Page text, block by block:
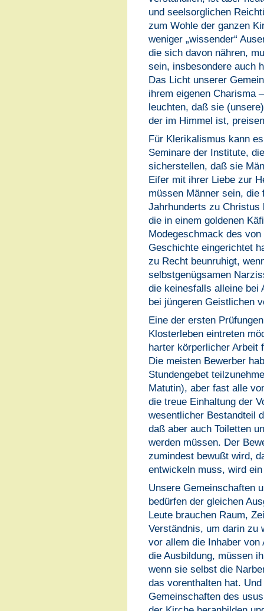
und seelsorglichen
zum Wohle der ganzen
weniger „wissender“
die sich davon nähren,
sein, insbesondere auch
Das Licht unserer
ihrem eigenen Charisma
leuchten, daß sie
der im Himmel ist,
Für Klerikalismus kann
Seminare der Institute,
sicherstellen, daß sie
Eifer mit ihrer Liebe zur
müssen Männer sein,
Jahrhunderts zu Christus
die in einem goldenen
Modegeschmack des
Geschichte eingerichtet
zu Recht beunruhigt,
selbstgenügsamen
die keinesfalls alleine bei
bei jüngeren Geistlichen
Eine der ersten
Klosterleben eintreten
harter körperlicher Arbeit
Die meisten Bewerber
Stundengebet
Matutin), aber fast alle
die treue Einhaltung der
wesentlicher Bestandteil
daß aber auch Toiletten
werden müssen. Der
zumindest bewußt wird,
entwickeln muss, wird
Unsere Gemeinschaften
bedürfen der gleichen
Leute brauchen Raum,
Verständnis, um darin zu
vor allem die Inhaber
die Ausbildung, müssen
wenn sie selbst die
das vorenthalten hat.
Gemeinschaften des